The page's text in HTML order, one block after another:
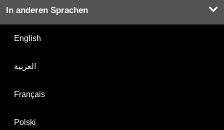
In anderen Sprachen
English
العربية
Français
Polski